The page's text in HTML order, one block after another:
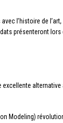
l’histoire de l’art,
présenteront lors
excellente alternative
Modeling)